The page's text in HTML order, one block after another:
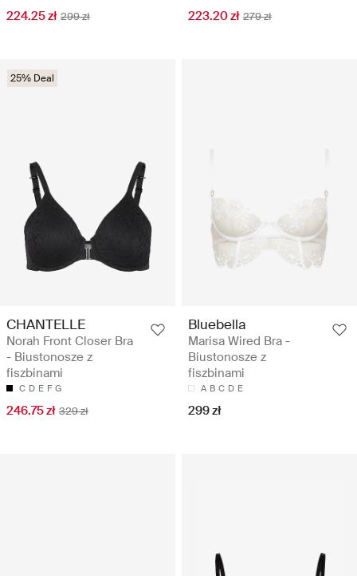
224.25 zł 299 zł 223.20 zł 279 zł
25% Deal
CHANTELLE
Norah Front Closer Bra
- Biustonosze z
fiszbinami
C D E F G
246.75 zł 329 zł
Bluebella
Marisa Wired Bra -
Biustonosze z
fiszbinami
A B C D E
299 zł